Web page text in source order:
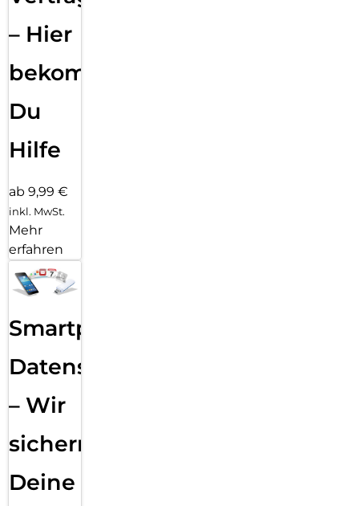
– Hier
bekommst
Du
Hilfe
ab 9,99 €
inkl. MwSt.
Mehr
erfahren
Smartphone
Datensicherung
– Wir
sichern
Deine